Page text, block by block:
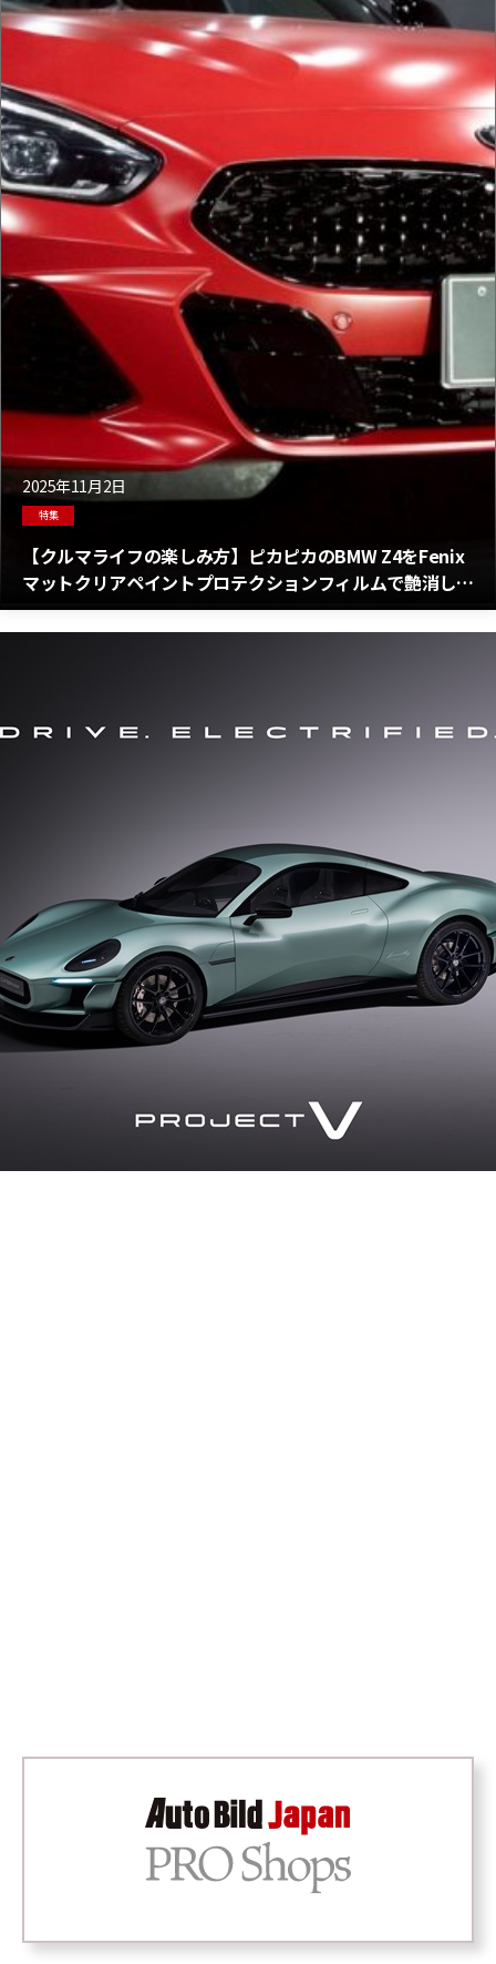
2025年11月2日
特集
【クルマライフの楽しみ方】ピカピカのBMW Z4をFenix
マットクリアペイントプロテクションフィルムで艶消しボ
ディにカスタマイズ！